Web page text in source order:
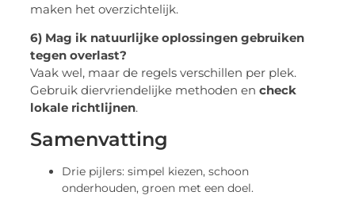
maken het overzichtelijk.
6) Mag ik natuurlijke oplossingen gebruiken
tegen overlast?
Vaak wel, maar de regels verschillen per plek.
Gebruik diervriendelijke methoden encheck
lokale richtlijnen.
Samenvatting
Drie pijlers: simpel kiezen, schoon
onderhouden, groen met een doel.